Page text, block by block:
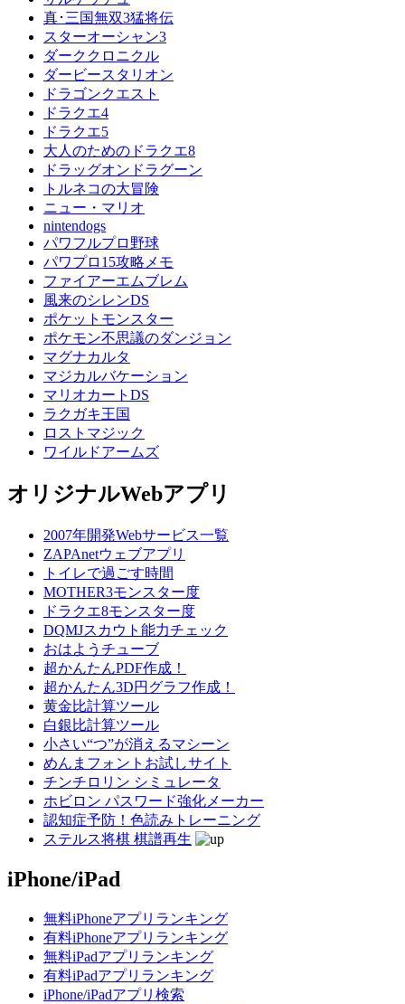
真･三国無双3猛将伝
スターオーシャン3
ダーククロニクル
ダービースタリオン
ドラゴンクエスト
ドラクエ4
ドラクエ5
大人のためのドラクエ8
ドラッグオンドラグーン
トルネコの大冒険
ニュー・マリオ
nintendogs
パワフルプロ野球
パワプロ15攻略メモ
ファイアーエムブレム
風来のシレンDS
ポケットモンスター
ポケモン不思議のダンジョン
マグナカルタ
マジカルバケーション
マリオカートDS
ラクガキ王国
ロストマジック
ワイルドアームズ
オリジナルWebアプリ
2007年開発Webサービス一覧
ZAPAnetウェブアプリ
トイレで過ごす時間
MOTHER3モンスター度
ドラクエ8モンスター度
DQMJスカウト能力チェック
おはようチューブ
超かんたんPDF作成！
超かんたん3D円グラフ作成！
黄金比計算ツール
白銀比計算ツール
小さい“つ”が消えるマシーン
めんまフォントお試しサイト
チンチロリン シミュレータ
ホビロン パスワード強化メーカー
認知症予防！色読みトレーニング
ステルス将棋 棋譜再生
iPhone/iPad
無料iPhoneアプリランキング
有料iPhoneアプリランキング
無料iPadアプリランキング
有料iPadアプリランキング
iPhone/iPadアプリ検索